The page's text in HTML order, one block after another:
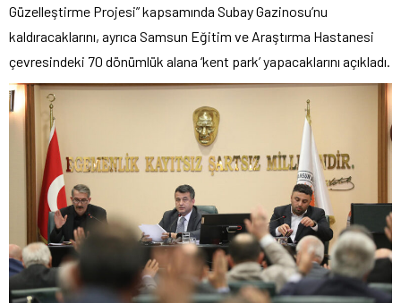
Güzelleştirme Projesi” kapsamında Subay Gazinosu’nu
kaldıracaklarını, ayrıca Samsun Eğitim ve Araştırma Hastanesi
çevresindeki 70 dönümlük alana ‘kent park’ yapacaklarını açıkladı.